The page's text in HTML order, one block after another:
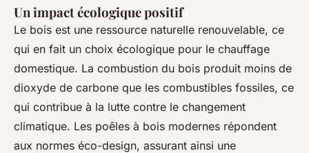
Un impact écologique positif
Le bois est une ressource naturelle renouvelable, ce
qui en fait un choix écologique pour le chauffage
domestique. La combustion du bois produit moins de
dioxyde de carbone que les combustibles fossiles, ce
qui contribue à la lutte contre le changement
climatique. Les poêles à bois modernes répondent
aux normes éco-design, assurant ainsi une